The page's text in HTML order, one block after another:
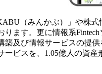
（みんかぶ）」や株
ます。更に情報系
築及び情報サービスの提
ビスを、1.05億人の資産